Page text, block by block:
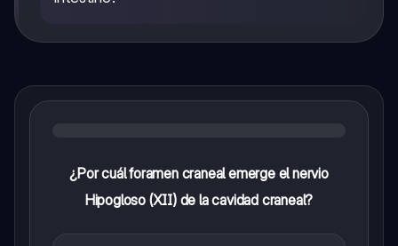
¿Por cuál foramen craneal emerge el nervio
Hipogloso (XII) de la cavidad craneal?